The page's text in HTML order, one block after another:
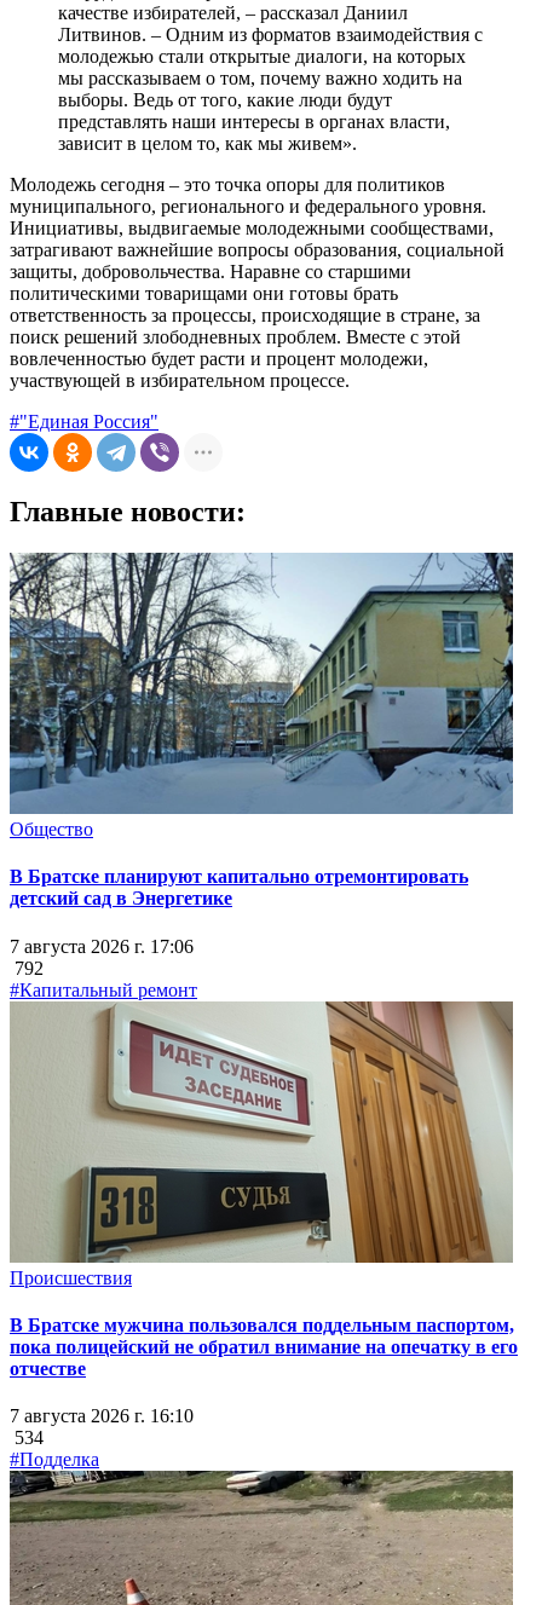
качестве избирателей, – рассказал Даниил
Литвинов. – Одним из форматов взаимодействия с
молодежью стали открытые диалоги, на которых
мы рассказываем о том, почему важно ходить на
выборы. Ведь от того, какие люди будут
представлять наши интересы в органах власти,
зависит в целом то, как мы живем».
Молодежь сегодня – это точка опоры для политиков
муниципального, регионального и федерального уровня.
Инициативы, выдвигаемые молодежными сообществами,
затрагивают важнейшие вопросы образования, социальной
защиты, добровольчества. Наравне со старшими
политическими товарищами они готовы брать
ответственность за процессы, происходящие в стране, за
поиск решений злободневных проблем. Вместе с этой
вовлеченностью будет расти и процент молодежи,
участвующей в избирательном процессе.
#"Единая Россия"
Главные новости:
Общество
В Братске планируют капитально отремонтировать
детский сад в Энергетике
7 августа 2026 г. 17:06
792
#Капитальный ремонт
Происшествия
В Братске мужчина пользовался поддельным паспортом,
пока полицейский не обратил внимание на опечатку в его
отчестве
7 августа 2026 г. 16:10
534
#Подделка